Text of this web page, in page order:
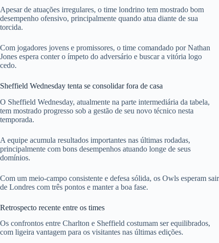
Apesar de atuações irregulares, o time londrino tem mostrado bom
desempenho ofensivo, principalmente quando atua diante de sua
torcida.
Com jogadores jovens e promissores, o time comandado por Nathan
Jones espera conter o ímpeto do adversário e buscar a vitória logo
cedo.
Sheffield Wednesday tenta se consolidar fora de casa
O Sheffield Wednesday, atualmente na parte intermediária da tabela,
tem mostrado progresso sob a gestão de seu novo técnico nesta
temporada.
A equipe acumula resultados importantes nas últimas rodadas,
principalmente com bons desempenhos atuando longe de seus
domínios.
Com um meio-campo consistente e defesa sólida, os Owls esperam sair
de Londres com três pontos e manter a boa fase.
Retrospecto recente entre os times
Os confrontos entre Charlton e Sheffield costumam ser equilibrados,
com ligeira vantagem para os visitantes nas últimas edições.